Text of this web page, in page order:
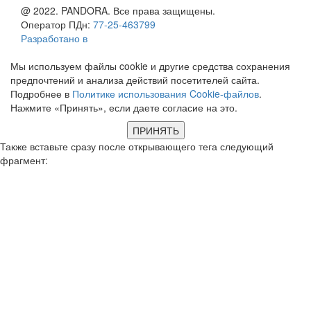
@ 2022. PANDORA. Все права защищены.
Оператор ПДн: 77-25-463799
Разработано в
Мы используем файлы cookie и другие средства сохранения
предпочтений и анализа действий посетителей сайта.
Подробнее в Политике использования Cookie-файлов.
Нажмите «Принять», если даете согласие на это.
ПРИНЯТЬ
Также вставьте сразу после открывающего тега следующий
фрагмент: